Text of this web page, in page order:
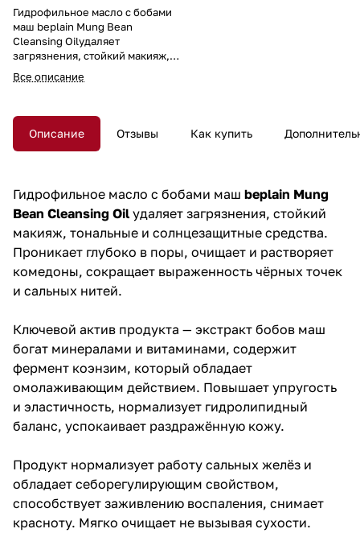
Гидрофильное масло с бобами
маш beplain Mung Bean
Cleansing Oilудаляет
загрязнения, стойкий макияж,
тональные и солнцезащитные
средства. Проникает глубоко в
комедоны, сокращает
выраженность чёрных точек и
сальных нитей. Содержит масло
Все описание
Описание Отзывы Как купить
Гидрофильное масло с бобами маш beplain Mung
Bean Cleansing Oil удаляет загрязнения, стойкий
макияж, тональные и солнцезащитные средства.
Проникает глубоко в поры, очищает и растворяет
комедоны, сокращает выраженность чёрных точек
и сальных нитей.
Ключевой актив продукта — экстракт бобов маш
богат минералами и витаминами, содержит
фермент коэнзим, который обладает
омолаживающим действием. Повышает упругость
и эластичность, нормализует гидролипидный
баланс, успокаивает раздражённую кожу.
Продукт нормализует работу сальных желёз и
обладает себорегулирующим свойством,
способствует заживлению воспаления, снимает
красноту. Мягко очищает не вызывая сухости.